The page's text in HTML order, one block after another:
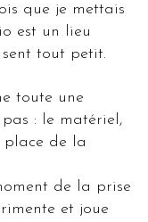
que je mettais
est un lieu
tout petit.
toute une
: le matériel,
place de la
de la prise
et joue